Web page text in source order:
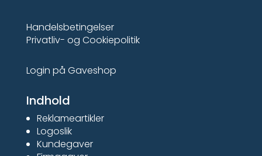
Handelsbetingelser
Privatliv- og Cookiepolitik
Login på Gaveshop
Indhold
Reklameartikler
Logoslik
Kundegaver